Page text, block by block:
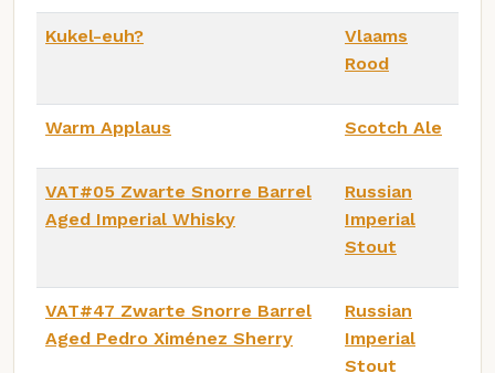
Kukel-euh?
Vlaams
Rood
Warm Applaus Scotch Ale
VAT#05 Zwarte Snorre Barrel
Aged Imperial Whisky
Russian
Imperial
Stout
VAT#47 Zwarte Snorre Barrel
Aged Pedro Ximénez Sherry
Russian
Imperial
Stout